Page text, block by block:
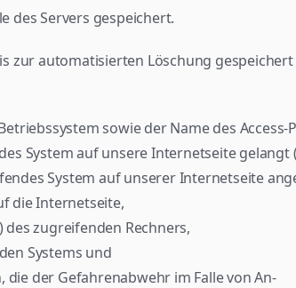
des Servers gespeichert.
zur automatisierten Löschung
sowie der Name des Access-
System auf unsere Internetseite gelangt
System auf unserer Internetseite
die Internetseite,
zugreifenden Rechners,
Systems und
der Gefahrenabwehr im Falle von An-